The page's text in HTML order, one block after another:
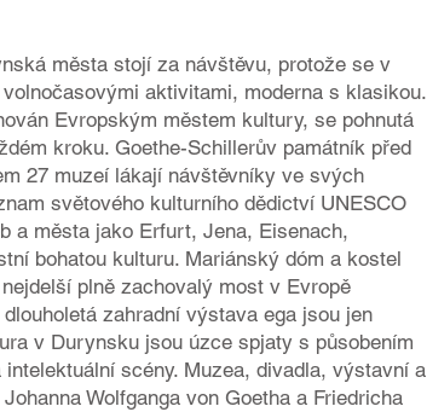
města stojí za návštěvu, protože se v
aktivitami, moderna s klasikou.
Evropským městem kultury, se pohnutá
kroku. Goethe-Schillerův památník před
27 muzeí lákají návštěvníky ve svých
světového kulturního dědictví UNESCO
a města jako Erfurt, Jena, Eisenach,
bohatou kulturu. Mariánský dóm a kostel
plně zachovalý most v Evropě
zahradní výstava ega jsou jen
v Durynsku jsou úzce spjaty s působením
scény. Muzea, divadla, výstavní a
Wolfganga von Goetha a Friedricha